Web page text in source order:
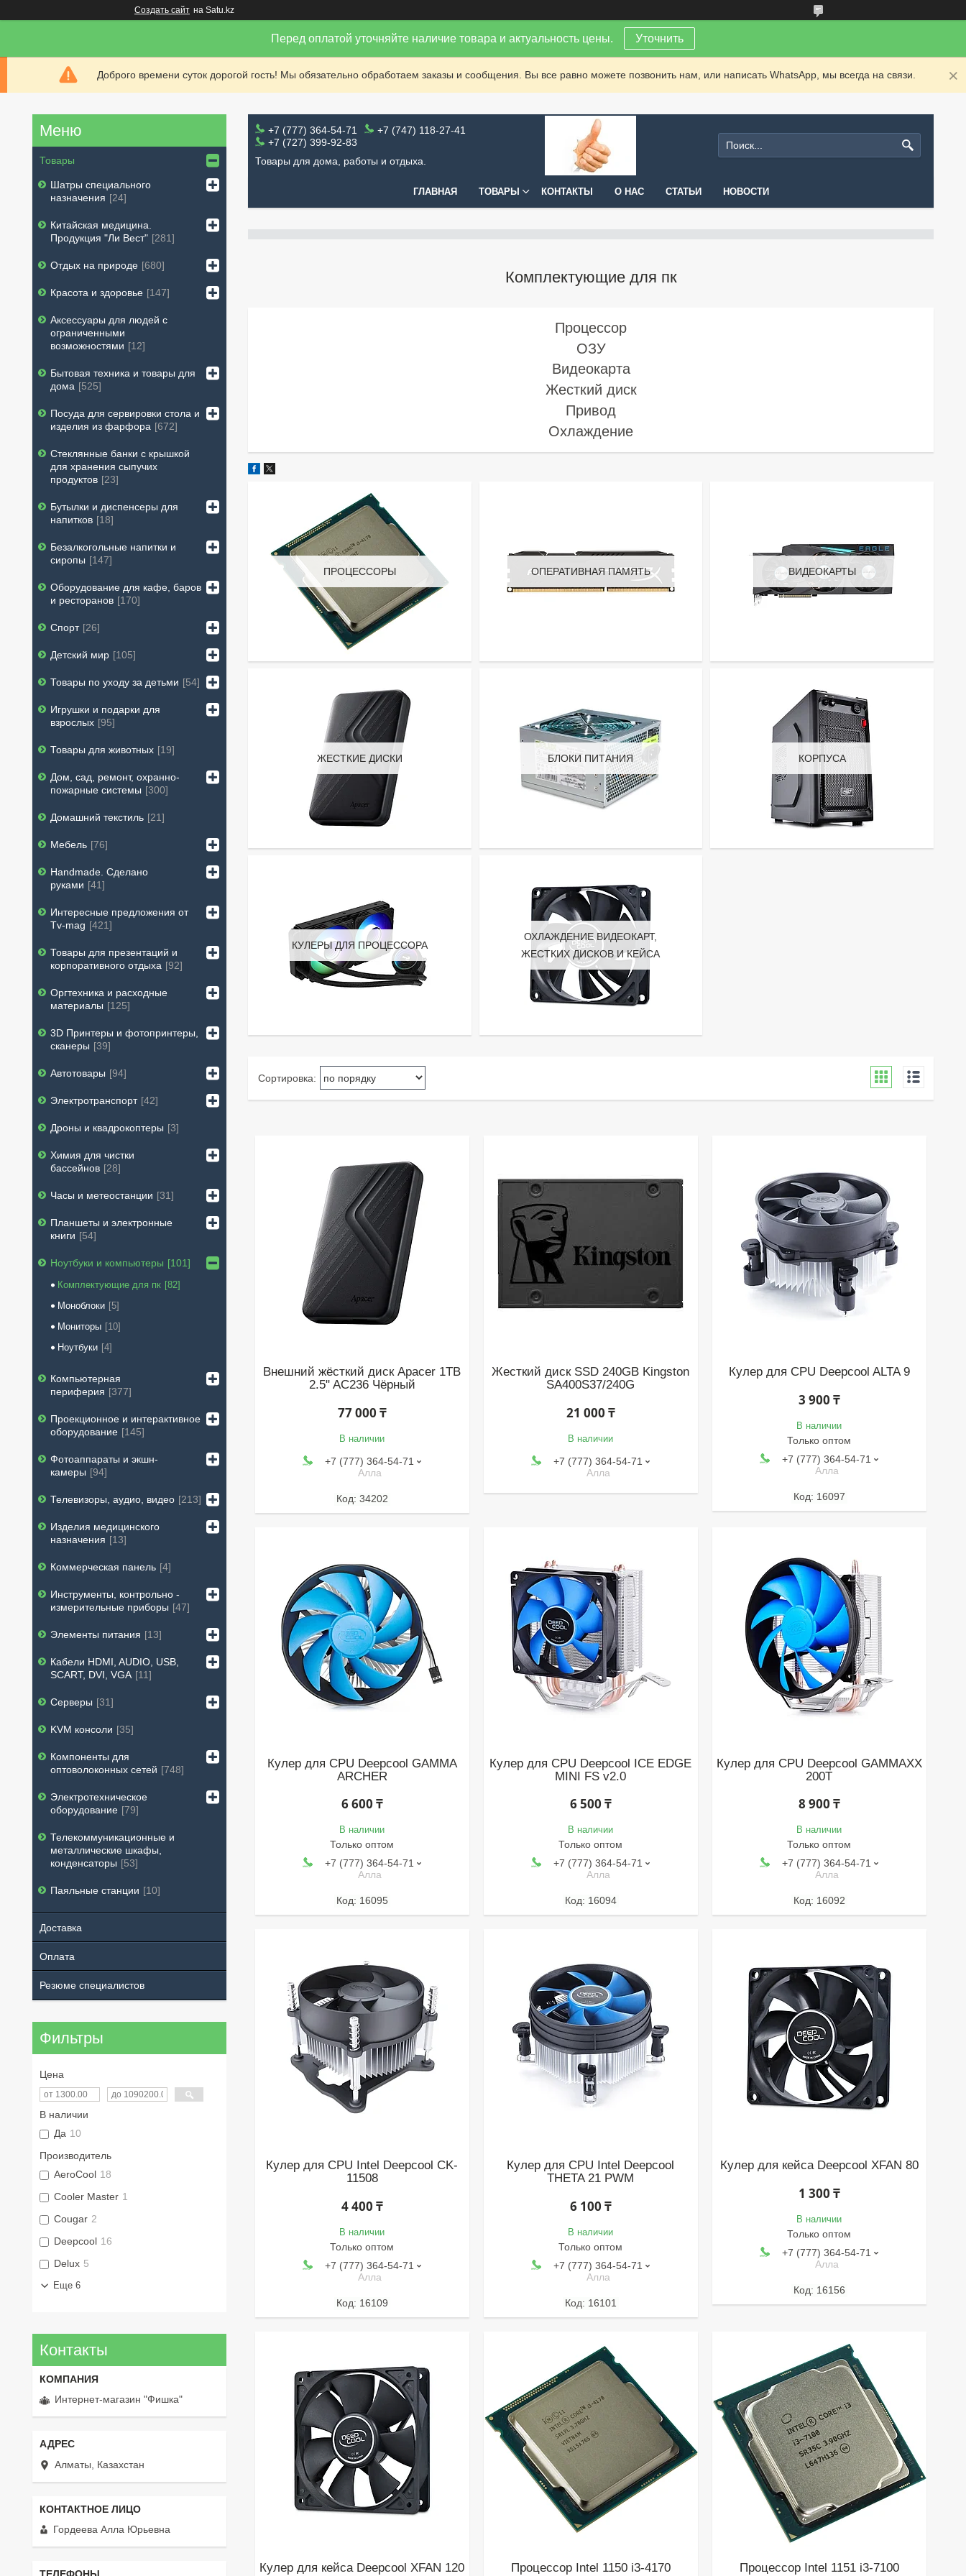
Создать сайт на Satu.kz
Перед оплатой уточняйте наличие товара и актуальность цены. Уточнить
Доброго времени суток дорогой гость! Мы обязательно обработаем заказы и сообщения. Вы все равно можете позвонить нам, или написать WhatsApp, мы всегда на связи.
+7 (777) 364-54-71
+7 (747) 118-27-41
+7 (727) 399-92-83
Товары для дома, работы и отдыха.
ГЛАВНАЯ ТОВАРЫ КОНТАКТЫ О НАС СТАТЬИ НОВОСТИ
Комплектующие для пк
Процессор
ОЗУ
Видеокарта
Жесткий диск
Привод
Охлаждение
ПРОЦЕССОРЫ ОПЕРАТИВНАЯ ПАМЯТЬ ВИДЕОКАРТЫ
ЖЕСТКИЕ ДИСКИ БЛОКИ ПИТАНИЯ КОРПУСА
КУЛЕРЫ ДЛЯ ПРОЦЕССОРА
ОХЛАЖДЕНИЕ ВИДЕОКАРТ,
ЖЕСТКИХ ДИСКОВ И КЕЙСА
Внешний жёсткий диск Apacer 1TB
2.5" AC236 Чёрный
77 000 ₸
В наличии
+7 (777) 364-54-71
Алла
34202
Жесткий диск SSD 240GB Kingston
SA400S37/240G
21 000 ₸
В наличии
+7 (777) 364-54-71
Алла
Кулер для CPU Deepcool ALTA 9
3 900 ₸
В наличии
Только оптом
+7 (777) 364-54-71
Алла
16097
Кулер для CPU Deepcool GAMMA
ARCHER
6 600 ₸
В наличии
Только оптом
+7 (777) 364-54-71
Алла
16095
Кулер для CPU Deepcool ICE EDGE
MINI FS v2.0
6 500 ₸
В наличии
Только оптом
+7 (777) 364-54-71
Алла
16094
Кулер для CPU Deepcool GAMMAXX
200T
8 900 ₸
В наличии
Только оптом
+7 (777) 364-54-71
Алла
16092
Кулер для CPU Intel Deepcool CK-
11508
4 400 ₸
В наличии
Только оптом
+7 (777) 364-54-71
Алла
16109
Кулер для CPU Intel Deepcool
THETA 21 PWM
6 100 ₸
В наличии
Только оптом
+7 (777) 364-54-71
Алла
16101
Кулер для кейса Deepcool XFAN 80
1 300 ₸
В наличии
Только оптом
+7 (777) 364-54-71
Алла
16156
Кулер для кейса Deepcool XFAN 120 Процессор Intel 1150 i3-4170 Процессор Intel 1151 i3-7100
Товары
Шатры специального
назначения
24
Китайская медицина.
Продукция "Ли Вест" 281
Отдых на природе 680
Красота и здоровье 147
Аксессуары для людей с
ограниченными
возможностями
12
Бытовая техника и товары для
дома
525
Посуда для сервировки стола и
изделия из фарфора 672
Стеклянные банки с крышкой
для хранения сыпучих
продуктов 23
Бутылки и диспенсеры для
напитков
18
Безалкогольные напитки и
сиропы
147
Оборудование для кафе, баров
и ресторанов
170
Спорт 26
Детский мир 105
Товары по уходу за детьми 54
Игрушки и подарки для
взрослых 95
Товары для животных 19
Дом, сад, ремонт, охранно-
пожарные системы
300
Домашний текстиль 21
Мебель 76
Handmade. Сделано
руками
41
Интересные предложения от
Tv-mag
421
Товары для презентаций и
корпоративного отдыха 92
Оргтехника и расходные
материалы
125
3D Принтеры и фотопринтеры,
сканеры
39
Автотовары 94
Электротранспорт 42
Дроны и квадрокоптеры 3
Химия для чистки
бассейнов 28
Часы и метеостанции 31
Планшеты и электронные
книги
54
Ноутбуки и компьютеры 101
Комплектующие для пк 82
Моноблоки 5
Мониторы
10
Ноутбуки 4
Компьютерная
периферия
377
Проекционное и интерактивное
оборудование
145
Фотоаппараты и экшн-
камеры
94
Телевизоры, аудио, видео 213
Изделия медицинского
назначения
13
Коммерческая панель 4
Инструменты, контрольно -
измерительные приборы
47
Элементы питания 13
Кабели HDMI, AUDIO, USB,
SCART, DVI, VGA
11
Серверы 31
KVM консоли 35
Компоненты для
оптоволоконных сетей
748
Электротехническое
оборудование 79
Телекоммуникационные и
металлические шкафы,
конденсаторы
53
Паяльные станции 10
Доставка
Оплата
Резюме специалистов
Фильтры
Цена
В наличии
Да 10
Производитель
AeroCool 18
Cooler Master 1
Cougar 2
Deepcool 16
Delux 5
Еще 6
Контакты
Интернет-магазин "Фишка"
Алматы, Казахстан
Гордеева Алла Юрьевна